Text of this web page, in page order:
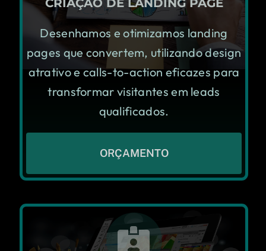
CRIAÇÃO DE LANDING PAGE
Desenhamos e otimizamos landing
pages que convertem, utilizando design
atrativo e calls-to-action eficazes para
transformar visitantes em leads
qualificados.
ORÇAMENTO